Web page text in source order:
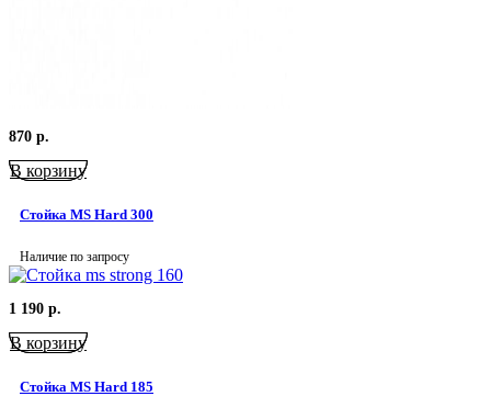
870 р.
В корзину
Стойка MS Hard 300
Наличие по запросу
1 190 р.
В корзину
Стойка MS Hard 185